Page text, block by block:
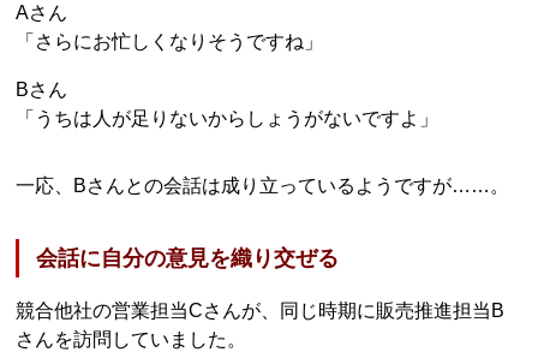
Aさん
「さらにお忙しくなりそうですね」
Bさん
「うちは人が足りないからしょうがないですよ」
一応、Bさんとの会話は成り立っているようですが……。
会話に自分の意見を織り交ぜる
競合他社の営業担当Cさんが、同じ時期に販売推進担当B
さんを訪問していました。